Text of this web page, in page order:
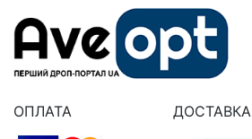
ОПЛАТА ДОСТАВКА